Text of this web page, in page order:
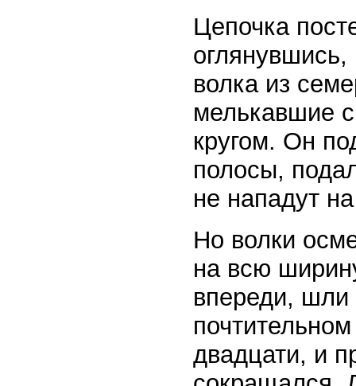
Цепочка
оглянувшись,
волка из
мелькавшие
кругом. Он
полосы,
не нападут
Но волки
на всю
впереди, шли
двадцати, и